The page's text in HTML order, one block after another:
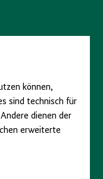
können,
sind technisch für
dienen der
erweiterte